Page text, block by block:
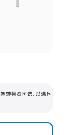
换器可选，以满足